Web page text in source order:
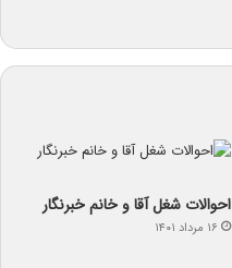
احوالات شغل آقا و خانم خبرنگار
۱۶ مرداد ۱۴۰۱